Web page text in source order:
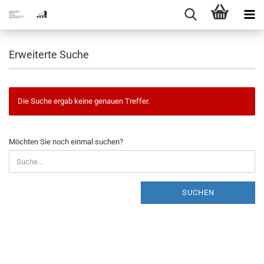
Erweiterte Suche
Die Suche ergab keine genauen Treffer.
MÖCHTEN
SIE
NOCH
EINMAL
Möchten Sie noch einmal suchen?
SUCHEN